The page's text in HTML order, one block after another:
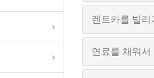
렌트카를 빌
연료를 채워